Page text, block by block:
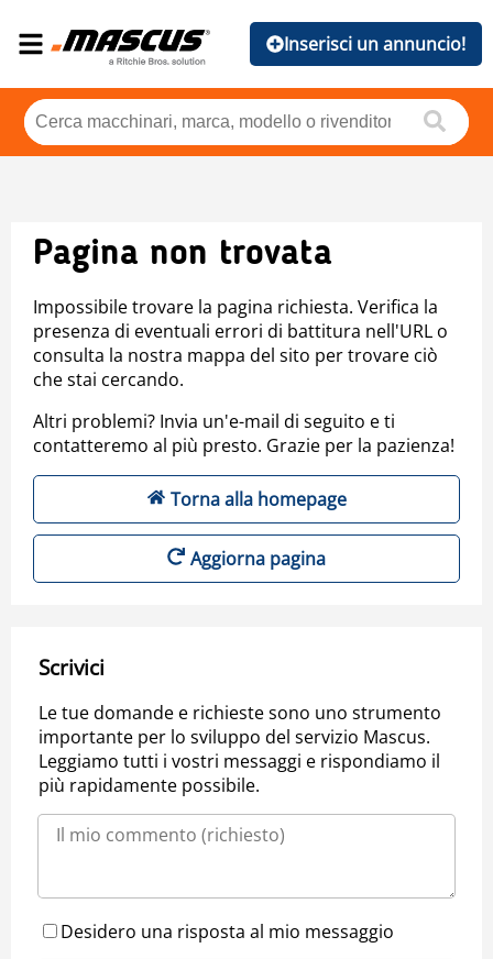
Inserisci un annuncio!
Pagina non trovata
Impossibile trovare la pagina richiesta. Verifica la
presenza di eventuali errori di battitura nell'URL o
consulta la nostra mappa del sito per trovare ciò
che stai cercando.
Altri problemi? Invia un'e-mail di seguito e ti
contatteremo al più presto. Grazie per la pazienza!
Torna alla homepage
Aggiorna pagina
Scrivici
Le tue domande e richieste sono uno strumento
importante per lo sviluppo del servizio Mascus.
Leggiamo tutti i vostri messaggi e rispondiamo il
più rapidamente possibile.
Desidero una risposta al mio messaggio